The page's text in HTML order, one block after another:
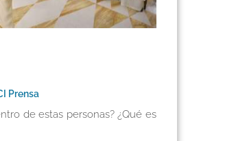
Prensa
de estas personas? ¿Qué es